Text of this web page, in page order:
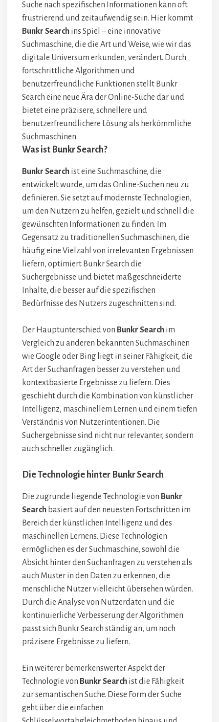
Suche nach spezifischen Informationen kann oft
frustrierend und zeitaufwendig sein. Hier kommt
Bunkr Search ins Spiel – eine innovative
Suchmaschine, die die Art und Weise, wie wir das
digitale Universum erkunden, verändert. Durch
fortschrittliche Algorithmen und
benutzerfreundliche Funktionen stellt Bunkr
Search eine neue Ära der Online-Suche dar und
bietet eine präzisere, schnellere und
benutzerfreundlichere Lösung als herkömmliche
Suchmaschinen.
Was ist Bunkr Search?
Bunkr Search ist eine Suchmaschine, die
entwickelt wurde, um das Online-Suchen neu zu
definieren. Sie setzt auf modernste Technologien,
um den Nutzern zu helfen, gezielt und schnell die
gewünschten Informationen zu finden. Im
Gegensatz zu traditionellen Suchmaschinen, die
häufig eine Vielzahl von irrelevanten Ergebnissen
liefern, optimiert Bunkr Search die
Suchergebnisse und bietet maßgeschneiderte
Inhalte, die besser auf die spezifischen
Bedürfnisse des Nutzers zugeschnitten sind.
Der Hauptunterschied von Bunkr Search im
Vergleich zu anderen bekannten Suchmaschinen
wie Google oder Bing liegt in seiner Fähigkeit, die
Art der Suchanfragen besser zu verstehen und
kontextbasierte Ergebnisse zu liefern. Dies
geschieht durch die Kombination von künstlicher
Intelligenz, maschinellem Lernen und einem tiefen
Verständnis von Nutzerintentionen. Die
Suchergebnisse sind nicht nur relevanter, sondern
auch schneller zugänglich.
Die Technologie hinter Bunkr Search
Die zugrunde liegende Technologie von Bunkr
Search basiert auf den neuesten Fortschritten im
Bereich der künstlichen Intelligenz und des
maschinellen Lernens. Diese Technologien
ermöglichen es der Suchmaschine, sowohl die
Absicht hinter den Suchanfragen zu verstehen als
auch Muster in den Daten zu erkennen, die
menschliche Nutzer vielleicht übersehen würden.
Durch die Analyse von Nutzerdaten und die
kontinuierliche Verbesserung der Algorithmen
passt sich Bunkr Search ständig an, um noch
präzisere Ergebnisse zu liefern.
Ein weiterer bemerkenswerter Aspekt der
Technologie von Bunkr Search ist die Fähigkeit
zur semantischen Suche. Diese Form der Suche
geht über die einfachen